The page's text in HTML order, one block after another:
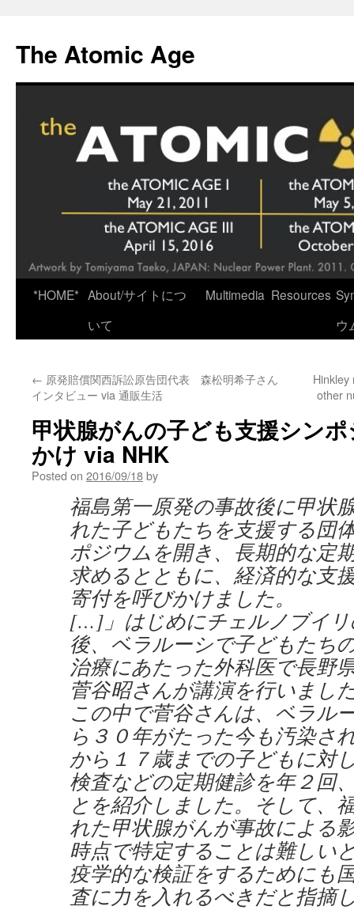
content
The Atomic Age
*HOME* About/サイトにつ
いて
Multimedia Resources
ウ
← 原発賠償関西訴訟原告団代表 森松明希子さん
インタビュー via 通販生活
other
甲状腺がんの子ども支援シン
かけ via NHK
Posted on 2016/09/18by
福島第一原発の事故後に甲状
れた子どもたちを支援する団
ポジウムを開き、長期的な定
求めるとともに、経済的な支
寄付を呼びかけました。
[…]」はじめにチェルノブイ
後、ベラルーシで子どもたち
治療にあたった外科医で長野
菅谷昭さんが講演を行いまし
この中で菅谷さんは、ベラル
ら３０年がたった今も汚染さ
から１７歳までの子どもに対
検査などの定期健診を年２回
とを紹介しました。そして、
れた甲状腺がんが事故による
時点で特定することは難しい
疫学的な検証をするためにも
査に力を入れるべきだと指摘